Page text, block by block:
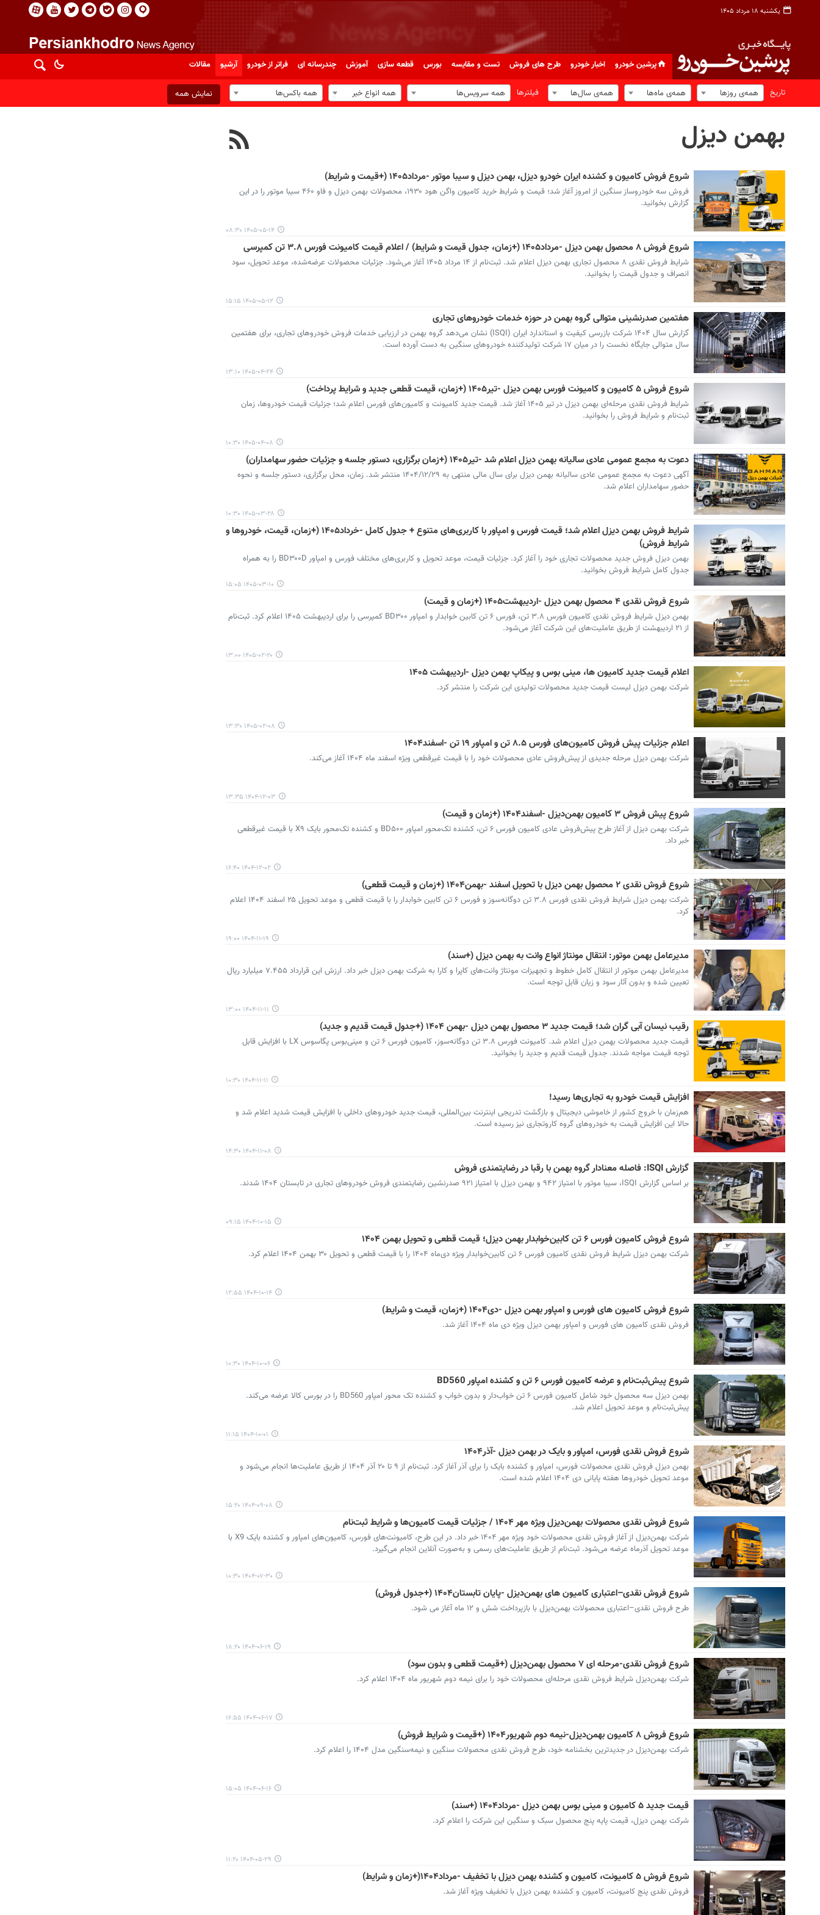
یکشنبه ۱۸ مرداد ۱۴۰۵
پرشین خودرو اخبار خودرو طرح های فروش تست و مقایسه بورس قطعه سازی آموزش چندرسانه ای فراتر از خودرو آرشیو مقالات
تاریخ همه‌ی روزها همه‌ی ماه‌ها همه‌ی سال‌ها فیلترها همه سرویس‌ها همه انواع خبر همه باکس‌ها نمایش همه
بهمن دیزل
شروع فروش کامیون و کشنده ایران خودرو دیزل، بهمن دیزل و سیبا موتور -مرداد۱۴۰۵ (+قیمت و شرایط)
فروش سه خودروساز سنگین از امروز آغاز شد؛ قیمت و شرایط خرید کامیون واگن هود ۱۹۳۰، محصولات بهمن دیزل و فاو ۴۶۰ سیبا موتور را در این
گزارش بخوانید.
۱۴۰۵-۰۵-۱۴ ۰۸:۳۰
شروع فروش ۸ محصول بهمن دیزل -مرداد۱۴۰۵ (+زمان، جدول قیمت و شرایط) / اعلام قیمت کامیونت فورس ۳.۸ تن کمپرسی
شرایط فروش نقدی ۸ محصول تجاری بهمن دیزل اعلام شد. ثبت‌نام از ۱۴ مرداد ۱۴۰۵ آغاز می‌شود. جزئیات محصولات عرضه‌شده، موعد تحویل، سود
انصراف و جدول قیمت را بخوانید.
۱۴۰۵-۰۵-۱۲ ۱۵:۱۵
هفتمین صدرنشینی متوالی گروه بهمن در حوزه خدمات خودروهای تجاری
گزارش سال ۱۴۰۴ شرکت بازرسی کیفیت و استاندارد ایران (ISQI) نشان می‌دهد گروه بهمن در ارزیابی خدمات فروش خودروهای تجاری، برای هفتمین
سال متوالی جایگاه نخست را در میان ۱۷ شرکت تولیدکننده خودروهای سنگین به دست آورده است.
۱۴۰۵-۰۴-۲۴ ۱۳:۱۰
شروع فروش ۵ کامیون و کامیونت فورس بهمن دیزل -تیر۱۴۰۵ (+زمان، قیمت قطعی جدید و شرایط پرداخت)
شرایط فروش نقدی مرحله‌ای بهمن دیزل در تیر ۱۴۰۵ آغاز شد. قیمت جدید کامیونت و کامیون‌های فورس اعلام شد؛ جزئیات قیمت خودروها، زمان
ثبت‌نام و شرایط فروش را بخوانید.
۱۴۰۵-۰۴-۰۸ ۱۰:۳۰
دعوت به مجمع عمومی عادی سالیانه بهمن دیزل اعلام شد -تیر۱۴۰۵ (+زمان برگزاری، دستور جلسه و جزئیات حضور سهامداران)
آگهی دعوت به مجمع عمومی عادی سالیانه بهمن دیزل برای سال مالی منتهی به ۱۴۰۴/۱۲/۲۹ منتشر شد. زمان، محل برگزاری، دستور جلسه و نحوه
حضور سهامداران اعلام شد.
۱۴۰۵-۰۳-۲۸ ۱۰:۳۰
شرایط فروش بهمن دیزل اعلام شد؛ قیمت فورس و امپاور با کاربری‌های متنوع + جدول کامل -خرداد۱۴۰۵ (+زمان، قیمت، خودروها و
شرایط فروش)
بهمن دیزل فروش جدید محصولات تجاری خود را آغاز کرد. جزئیات قیمت، موعد تحویل و کاربری‌های مختلف فورس و امپاور BD۳۰۰D را به همراه
جدول کامل شرایط فروش بخوانید.
۱۴۰۵-۰۳-۱۰ ۱۵:۰۵
شروع فروش نقدی ۴ محصول بهمن دیزل -اردیبهشت۱۴۰۵ (+زمان و قیمت)
بهمن دیزل شرایط فروش نقدی کامیون فورس ۳.۸ تن، فورس ۶ تن کابین خوابدار و امپاور BD۳۰۰ کمپرسی را برای اردیبهشت ۱۴۰۵ اعلام کرد. ثبت‌نام
از ۲۱ اردیبهشت از طریق عاملیت‌های این شرکت آغاز می‌شود.
۱۴۰۵-۰۲-۲۰ ۱۳:۰۰
اعلام قیمت جدید کامیون ها، مینی بوس و پیکاپ بهمن دیزل -اردیبهشت ۱۴۰۵
شرکت بهمن دیزل لیست قیمت جدید محصولات تولیدی این شرکت را منتشر کرد.
۱۴۰۵-۰۲-۰۸ ۱۳:۳۰
اعلام جزئیات پیش فروش کامیون‌های فورس ۸.۵ تن و امپاور ۱۹ تن -اسفند۱۴۰۴
شرکت بهمن دیزل مرحله جدیدی از پیش‌فروش عادی محصولات خود را با قیمت غیرقطعی ویژه اسفند ماه ۱۴۰۴ آغاز می‌کند.
۱۴۰۴-۱۲-۰۳ ۱۳:۳۵
شروع پیش فروش ۳ کامیون بهمن‌دیزل -اسفند۱۴۰۴ (+زمان و قیمت)
شرکت بهمن دیزل از آغاز طرح پیش‌فروش عادی کامیون فورس ۶ تن، کشنده تک‌محور امپاور BD۵۰۰ و کشنده تک‌محور بایک X۹ با قیمت غیرقطعی
خبر داد.
۱۴۰۴-۱۲-۰۲ ۱۶:۴۰
شروع فروش نقدی ۲ محصول بهمن دیزل با تحویل اسفند -بهمن۱۴۰۴ (+زمان و قیمت قطعی)
شرکت بهمن دیزل شرایط فروش نقدی فورس ۳.۸ تن دوگانه‌سوز و فورس ۶ تن کابین خوابدار را با قیمت قطعی و موعد تحویل ۲۵ اسفند ۱۴۰۴ اعلام
کرد.
۱۴۰۴-۱۱-۱۹ ۱۹:۰۰
مدیرعامل بهمن موتور: انتقال مونتاژ انواع وانت به بهمن دیزل (+سند)
مدیرعامل بهمن موتور از انتقال کامل خطوط و تجهیزات مونتاژ وانت‌های کاپرا و کارا به شرکت بهمن دیزل خبر داد. ارزش این قرارداد ۷.۴۵۵ میلیارد ریال
تعیین شده و بدون آثار سود و زیان قابل توجه است.
۱۴۰۴-۱۱-۱۱ ۱۳:۰۰
رقیب نیسان آبی گران شد؛ قیمت جدید ۳ محصول بهمن دیزل -بهمن ۱۴۰۴ (+جدول قیمت قدیم و جدید)
قیمت جدید محصولات بهمن دیزل اعلام شد. کامیونت فورس ۳.۸ تن دوگانه‌سوز، کامیون فورس ۶ تن و مینی‌بوس پگاسوس LX با افزایش قابل
توجه قیمت مواجه شدند. جدول قیمت قدیم و جدید را بخوانید.
۱۴۰۴-۱۱-۱۱ ۱۰:۳۰
افزایش قیمت خودرو به تجاری‌ها رسید!
هم‌زمان با خروج کشور از خاموشی دیجیتال و بازگشت تدریجی اینترنت بین‌المللی، قیمت جدید خودروهای داخلی با افزایش قیمت شدید اعلام شد و
حالا این افزایش قیمت به خودروهای گروه کاروتجاری نیز رسیده است.
۱۴۰۴-۱۱-۰۸ ۱۴:۳۰
گزارش ISQI: فاصله معنادار گروه بهمن با رقبا در رضایتمندی فروش
بر اساس گزارش ISQI، سیبا موتور با امتیاز ۹۴۲ و بهمن دیزل با امتیاز ۹۲۱ صدرنشین رضایتمندی فروش خودروهای تجاری در تابستان ۱۴۰۴ شدند.
۱۴۰۴-۱۰-۱۵ ۰۹:۱۵
شروع فروش کامیون فورس ۶ تن کابین‌خوابدار بهمن دیزل؛ قیمت قطعی و تحویل بهمن ۱۴۰۴
شرکت بهمن دیزل شرایط فروش نقدی کامیون فورس ۶ تن کابین‌خوابدار ویژه دی‌ماه ۱۴۰۴ را با قیمت قطعی و تحویل ۳۰ بهمن ۱۴۰۴ اعلام کرد.
۱۴۰۴-۱۰-۱۴ ۱۲:۵۵
شروع فروش کامیون های فورس و امپاور بهمن دیزل -دی۱۴۰۴ (+زمان، قیمت و شرایط)
فروش نقدی کامیون های فورس و امپاور بهمن دیزل ویژه دی ماه ۱۴۰۴ آغاز شد.
۱۴۰۴-۱۰-۰۶ ۱۰:۳۰
شروع پیش‌ثبت‌نام و عرضه کامیون فورس ۶ تن و کشنده امپاور BD560
بهمن دیزل سه محصول خود شامل کامیون فورس ۶ تن خواب‌دار و بدون خواب و کشنده تک محور امپاور BD560 را در بورس کالا عرضه می‌کند.
پیش‌ثبت‌نام و موعد تحویل اعلام شد.
۱۴۰۴-۱۰-۰۱ ۱۱:۱۵
شروع فروش نقدی فورس، امپاور و بایک در بهمن دیزل -آذر۱۴۰۴
بهمن دیزل فروش نقدی محصولات فورس، امپاور و کشنده بایک را برای آذر آغاز کرد. ثبت‌نام از ۹ تا ۲۰ آذر ۱۴۰۴ از طریق عاملیت‌ها انجام می‌شود و
موعد تحویل خودروها هفته پایانی دی ۱۴۰۴ اعلام شده است.
۱۴۰۴-۰۹-۰۸ ۱۵:۲۰
شروع فروش نقدی محصولات بهمن‌دیزل ویژه مهر ۱۴۰۴ / جزئیات قیمت کامیون‌ها و شرایط ثبت‌نام
شرکت بهمن‌دیزل از آغاز فروش نقدی محصولات خود ویژه مهر ۱۴۰۴ خبر داد. در این طرح، کامیونت‌های فورس، کامیون‌های امپاور و کشنده بایک X9 با
موعد تحویل آذرماه عرضه می‌شود. ثبت‌نام از طریق عاملیت‌های رسمی و به‌صورت آنلاین انجام می‌گیرد.
۱۴۰۴-۰۷-۳۰ ۱۰:۳۰
شروع فروش نقدی–اعتباری کامیون های بهمن‌دیزل -پایان تابستان۱۴۰۴ (+جدول فروش)
طرح فروش نقدی–اعتباری محصولات بهمن‌دیزل با بازپرداخت شش و ۱۲ ماه آغاز می شود.
۱۴۰۴-۰۶-۱۹ ۱۸:۲۰
شروع فروش نقدی-مرحله ای ۷ محصول بهمن‌دیزل (+قیمت قطعی و بدون سود)
شرکت بهمن‌دیزل شرایط فروش نقدی مرحله‌ای محصولات خود را برای نیمه دوم شهریور ماه ۱۴۰۴ اعلام کرد.
۱۴۰۴-۰۶-۱۷ ۱۶:۵۵
شروع فروش ۸ کامیون بهمن‌دیزل-نیمه دوم شهریور۱۴۰۴ (+قیمت و شرایط فروش)
شرکت بهمن‌دیزل در جدیدترین بخشنامه خود، طرح فروش نقدی محصولات سنگین و نیمه‌سنگین مدل ۱۴۰۴ را اعلام کرد.
۱۴۰۴-۰۶-۱۶ ۱۵:۰۵
قیمت جدید ۵ کامیون و مینی بوس بهمن دیزل -مرداد۱۴۰۴ (+سند)
شرکت بهمن دیزل، قیمت پایه پنج محصول سبک و سنگین این شرکت را اعلام کرد.
۱۴۰۴-۰۵-۲۹ ۱۱:۲۰
شروع فروش ۵ کامیونت، کامیون و کشنده بهمن دیزل با تخفیف -مرداد۱۴۰۴(+زمان و شرایط)
فروش نقدی پنج کامیونت، کامیون و کشنده بهمن دیزل با تخفیف ویژه آغاز شد.